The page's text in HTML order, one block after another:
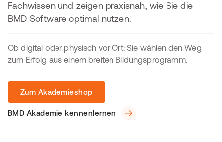
Fachwissen und zeigen praxisnah, wie Sie die
BMD Software optimal nutzen.
Ob digital oder physisch vor Ort: Sie wählen den Weg
zum Erfolg aus einem breiten Bildungsprogramm.
Zum Akademieshop
BMD Akademie kennenlernen